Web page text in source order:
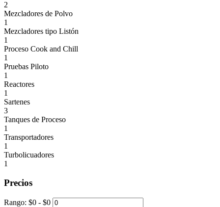
2
Mezcladores de Polvo
1
Mezcladores tipo Listón
1
Proceso Cook and Chill
1
Pruebas Piloto
1
Reactores
1
Sartenes
3
Tanques de Proceso
1
Transportadores
1
Turbolicuadores
1
Precios
Rango: $0 - $0